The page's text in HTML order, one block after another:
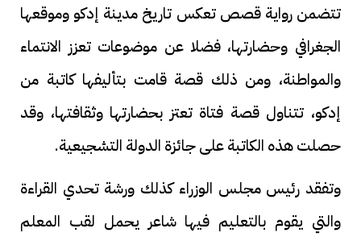
تتضمن رواية قصص تعكس تاريخ مدينة إدكو وموقعها
الجغرافي وحضارتها، فضلا عن موضوعات تعزز الانتماء
والمواطنة، ومن ذلك قصة قامت بتأليفها كاتبة من
إدكو، تتناول قصة فتاة تعتز بحضارتها وثقافتها، وقد
حصلت هذه الكاتبة على جائزة الدولة التشجيعية.
وتفقد رئيس مجلس الوزراء كذلك ورشة تحدي القراءة
والتي يقوم بالتعليم فيها شاعر يحمل لقب المعلم